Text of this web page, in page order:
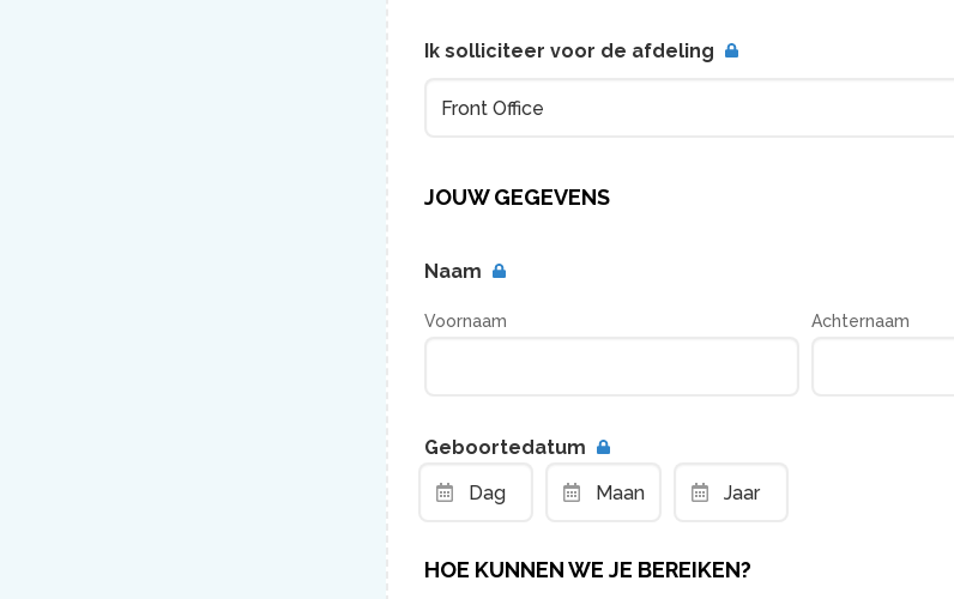
Ik solliciteer voor de afdeling
JOUW GEGEVENS
Naam
Voornaam Achternaam
Geboortedatum
HOE KUNNEN WE JE BEREIKEN?